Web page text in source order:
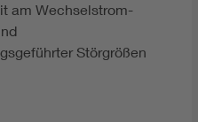
Elektroinstallationen
am Wechselstrom-
Störgrößen